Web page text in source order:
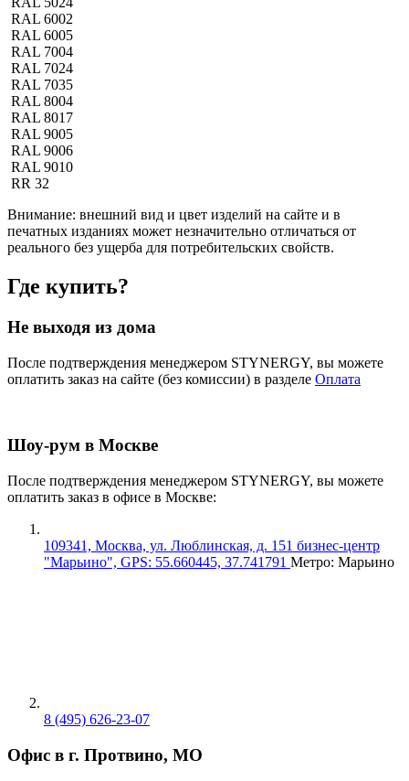
RAL 6002
RAL 6005
RAL 7004
RAL 7024
RAL 7035
RAL 8004
RAL 8017
RAL 9005
RAL 9006
RAL 9010
RR 32
Внимание: внешний вид и цвет изделий на сайте и в
печатных изданиях может незначительно отличаться от
реального без ущерба для потребительских свойств.
Где купить?
Не выходя из дома
После подтверждения менеджером STYNERGY, вы можете
оплатить заказ на сайте (без комиссии) в разделе Оплата
Шоу-рум в Москве
После подтверждения менеджером STYNERGY, вы можете
оплатить заказ в офисе в Москве:
109341, Москва, ул. Люблинская, д. 151 бизнес-центр
"Марьино", GPS: 55.660445, 37.741791 Метро: Марьино
8 (495) 626-23-07
Офис в г. Протвино, МО